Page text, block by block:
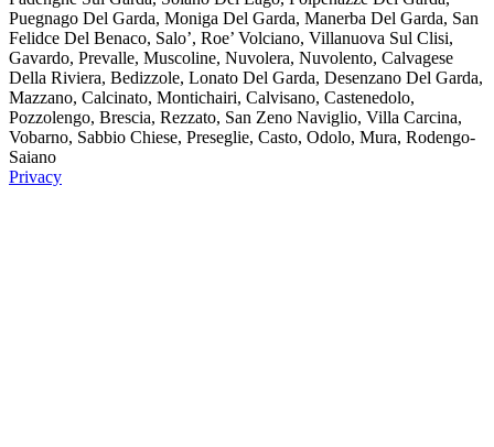
Puegnago Del Garda, Moniga Del Garda, Manerba Del Garda, San
Felidce Del Benaco, Salo’, Roe’ Volciano, Villanuova Sul Clisi,
Gavardo, Prevalle, Muscoline, Nuvolera, Nuvolento, Calvagese
Della Riviera, Bedizzole, Lonato Del Garda, Desenzano Del Garda,
Mazzano, Calcinato, Montichairi, Calvisano, Castenedolo,
Pozzolengo, Brescia, Rezzato, San Zeno Naviglio, Villa Carcina,
Vobarno, Sabbio Chiese, Preseglie, Casto, Odolo, Mura, Rodengo-
Saiano
Privacy